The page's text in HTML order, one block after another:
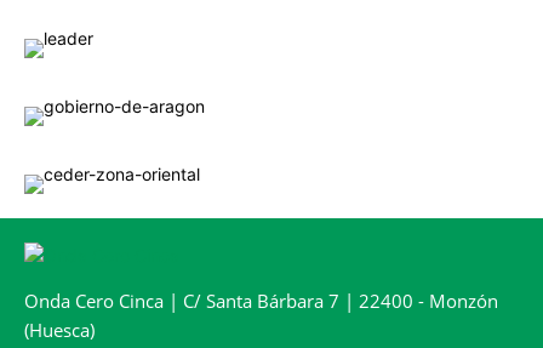
Onda Cero Cinca | C/ Santa Bárbara 7 | 22400 - Monzón
(Huesca)